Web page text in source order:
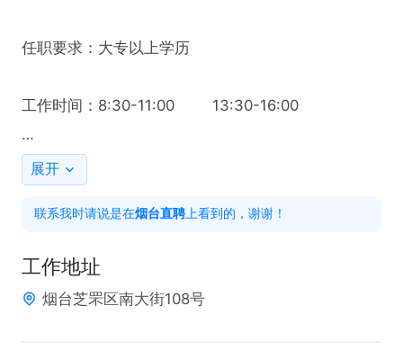
任职要求：大专以上学历
工作时间：8:30-11:00        13:30-16:00
福利待遇：前三个月2000-3500     4500以上
咨询时请说是在烟台直聘看到的
展开
联系我时请说是在烟台直聘 上看到的，谢谢！
工作地址
烟台芝罘区南大街108号